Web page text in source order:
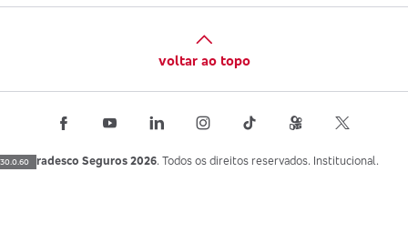
30.0.60
voltar ao topo
Bradesco Seguros 2026. Todos os direitos reservados. Institucional.